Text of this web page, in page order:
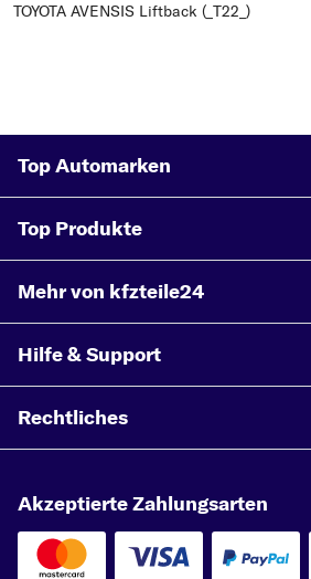
TOYOTA AVENSIS Liftback (_T22_)
Top Automarken
Top Produkte
Mehr von kfzteile24
Hilfe & Support
Rechtliches
Akzeptierte Zahlungsarten